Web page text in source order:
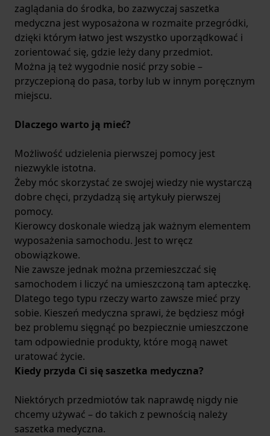
zaglądania do środka, bo zazwyczaj saszetka
medyczna jest wyposażona w rozmaite przegródki,
dzięki którym łatwo jest wszystko uporządkować i
zorientować się, gdzie leży dany przedmiot.
Można ją też wygodnie nosić przy sobie –
przyczepioną do pasa, torby lub w innym poręcznym
miejscu.
Dlaczego warto ją mieć?
Możliwość udzielenia pierwszej pomocy jest
niezwykle istotna.
Żeby móc skorzystać ze swojej wiedzy nie wystarczą
dobre chęci, przydadzą się artykuły pierwszej
pomocy.
Kierowcy doskonale wiedzą jak ważnym elementem
wyposażenia samochodu. Jest to wręcz
obowiązkowe.
Nie zawsze jednak można przemieszczać się
samochodem i liczyć na umieszczoną tam apteczkę.
Dlatego tego typu rzeczy warto zawsze mieć przy
sobie. Kieszeń medyczna sprawi, że będziesz mógł
bez problemu sięgnąć po bezpiecznie umieszczone
tam odpowiednie produkty, które mogą nawet
uratować życie.
Kiedy przyda Ci się saszetka medyczna?
Niektórych przedmiotów tak naprawdę nigdy nie
chcemy używać – do takich z pewnością należy
saszetka medyczna.